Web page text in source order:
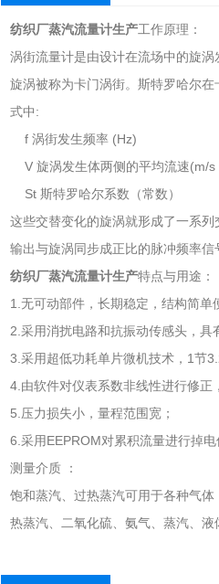
纺织厂蒸汽流量计生产工作原
涡街流量计是由设计在流场中的旋
旋涡被称为卡门涡街。斯特罗哈尔
式中:
f 涡街发生频率 (Hz)
V 旋涡发生体两侧的平均流速(m/s
St 斯特罗哈尔系数
这些交替变化的旋涡就形成了一系
输出与旋涡同步成正比的脉冲频率信
纺织厂蒸汽流量计生产特点与用途：
1.无可动部件，长期稳定，结构简
2.采用消扰电路和抗振动传感头，具
3.采用超低功耗单片微机技术，1节
4.由软件对仪表系数非线性进行修正
5.压力损失小，量程范围宽；
6.采用EEPROM对累积流量进行掉
测量介质 ：
饱和蒸汽、过热蒸汽可用于各种气
热蒸汽、二氧化硫、氨气、蒸汽、液